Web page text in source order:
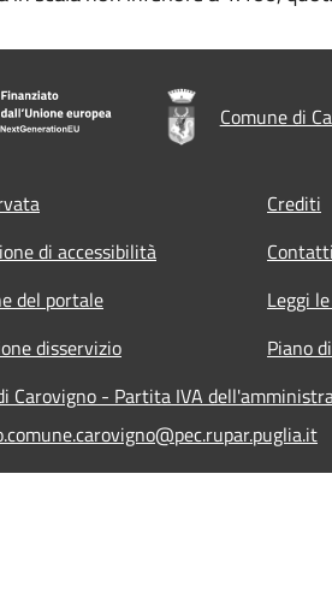
Comune di
menu Crediti
di accessibilità
Contatti
del portale
Leggi
disservizio
Piano
Carovigno - Partita IVA